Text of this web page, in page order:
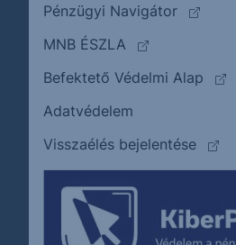
Pénzügyi Navigátor
(külső
MNB ÉSZLA
(külső oldalra
Befektető Védelmi Alap
Adatvédelem
Visszaélés bejelentése